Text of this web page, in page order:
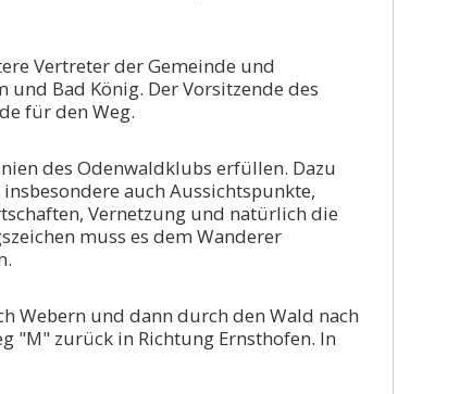
Vertreter der Gemeinde und
und Bad König. Der Vorsitzende des
für den Weg.
des Odenwaldklubs erfüllen. Dazu
auch Aussichtspunkte,
Vernetzung und natürlich die
muss es dem Wanderer
Webern und dann durch den Wald nach
"M" zurück in Richtung Ernsthofen. In